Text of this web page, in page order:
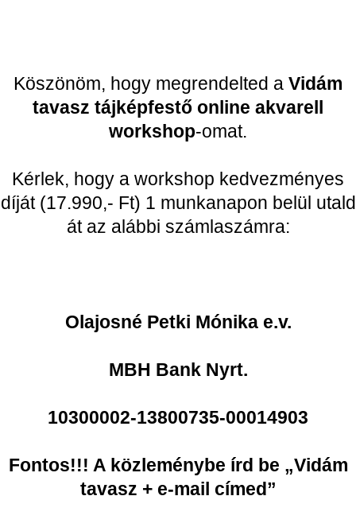
Köszönöm, hogy megrendelted a Vidám
tavasz tájképfestő online akvarell
workshop-omat.
Kérlek, hogy a workshop kedvezményes
díját (17.990,- Ft) 1 munkanapon belül utald
át az alábbi számlaszámra:
Olajosné Petki Mónika e.v.
MBH Bank Nyrt.
10300002-13800735-00014903
Fontos!!! A közleménybe írd be „Vidám
tavasz + e-mail címed”